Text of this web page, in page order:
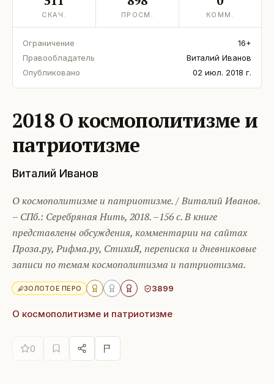
СКАЧ. ПРОСМ. КОММ.
Ограничение
16+
Правообладатель
Виталий Иванов
Опубликовано
02 июл. 2018 г.
2018 О космополитизме и
патриотизме
Виталий Иванов
О космополитизме и патриотизме. / Виталий Иванов.
– СПб.: Серебряная Нить, 2018. –156 с. В книге
представлены обсуждения, комментарии на сайтах
Проза.ру, Рифма.ру, СтихиЯ, переписка и дневниковые
записи по темам космополитизма и патриотизма.
ЗОЛОТОЕ ПЕРО 3899
О космополитизме и патриотизме
0